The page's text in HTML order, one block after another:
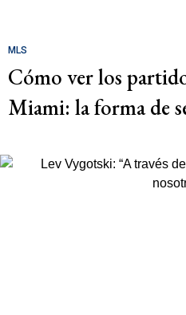
MLS
Cómo ver los
Miami: la forma de